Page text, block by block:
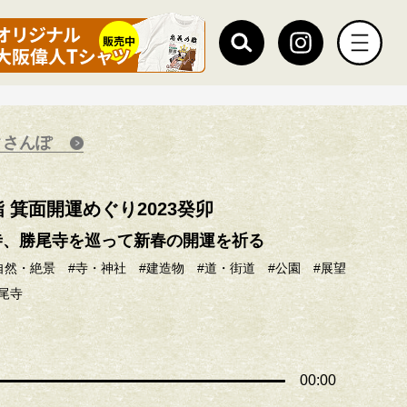
さんぽ
箕面開運めぐり2023癸卯
勝尾寺を巡って新春の開運を祈る
然・絶景 #寺・神社 #建造物 #道・街道 #公園
#展望
寺
00:00